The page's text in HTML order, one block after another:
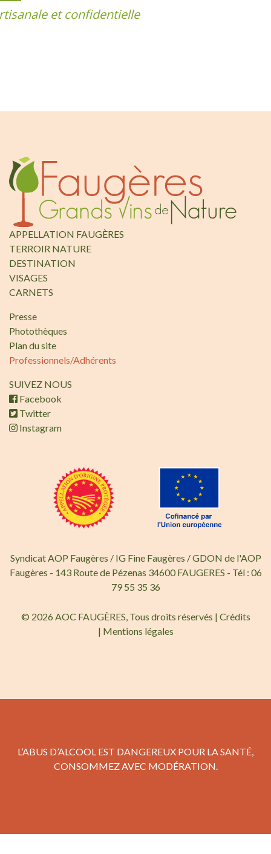
et confidentielle
APPELLATION FAUGÈRES
TERROIR NATURE
DESTINATION
VISAGES
CARNETS
Presse
Photothèques
Plan du site
Professionnels/Adhérents
SUIVEZ NOUS
Facebook
Twitter
Instagram
Syndicat AOP Faugères / IG Fine Faugères / GDON de l'AOP
Faugères - 143 Route de Pézenas 34600 FAUGERES - Tél : 06
79 55 35 36
© 2026 AOC FAUGÈRES, Tous droits réservés | Crédits
| Mentions légales
L’ABUS D’ALCOOL EST DANGEREUX POUR LA SANTÉ,
CONSOMMEZ AVEC MODÉRATION.